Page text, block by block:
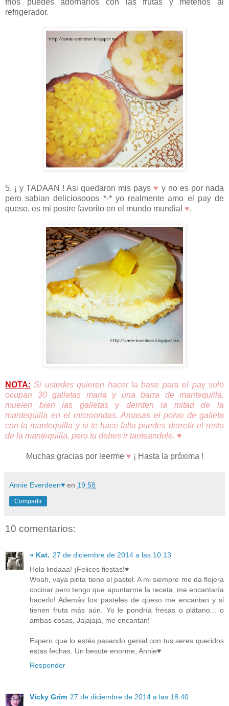
refrigerador.
5. ¡ y TADAAN ! Asi quedaron mis pays ♥ y no es por nada
pero sabian deliciosooos *-* yo realmente amo el pay de
queso, es mi postre favorito en el mundo mundial ♥.
NOTA: Si ustedes quieren hacer la base para el pay solo
ocupan 30 galletas maria y una barra de mantequilla,
muelen bien las galletas y derriten la mitad de la
mantequilla en el microondas. Amasas el polvo de galleta
con la mantequilla y si te hace falta puedes derretir el resto
de la mantequilla, pero tu debes ir tanteandole. ♥
Muchas gracias por leerme ♥ ¡ Hasta la próxima !
Annie Everdeen♥ en 19:58
Compartir
10 comentarios:
» Kat. 27 de diciembre de 2014 a las 10:13
Hola lindaaa! ¡Felices fiestas!♥
Woah, vaya pinta tiene el pastel. A mi siempre me da flojera
cocinar pero tengo que apuntarme la receta, me encantaría
hacerlo! Además los pasteles de queso me encantan y si
tienen fruta más aún. Yo le pondría fresas o plátano... o
ambas cosas, Jajajaja, me encantan!
Espero que lo estés pasando genial con tus seres queridos
estas fechas. Un besote enorme, Annie♥
Responder
Vicky Grim 27 de diciembre de 2014 a las 18:40